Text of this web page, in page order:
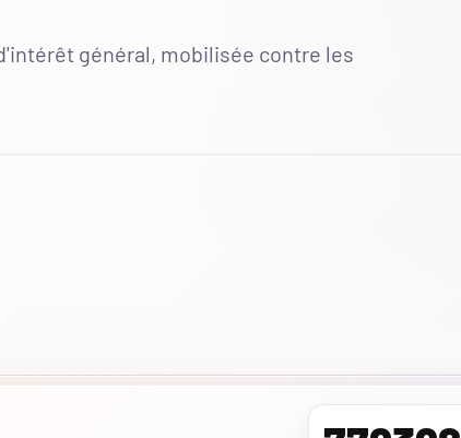
général, mobilisée contre les